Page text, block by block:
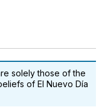
solely those of the
of El Nuevo Día